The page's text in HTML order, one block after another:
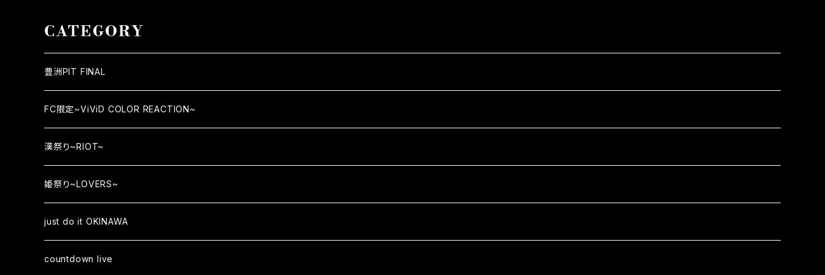
CATEGORY
豊洲PIT FINAL
FC限定~ViViD COLOR REACTION~
漢祭り~RIOT~
姫祭り~LOVERS~
just do it OKINAWA
countdown live